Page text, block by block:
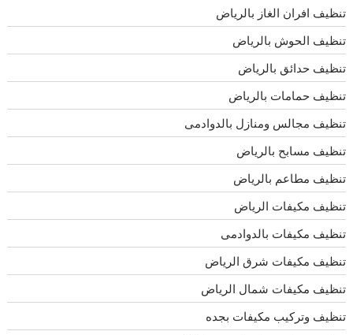
تنظيف افران الغاز بالرياض
تنظيف الحوش بالرياض
تنظيف حدائق بالرياض
تنظيف حمامات بالرياض
تنظيف مجالس ومنازل بالدوادمى
تنظيف مسابح بالرياض
تنظيف مطاعم بالرياض
تنظيف مكيفات الرياض
تنظيف مكيفات بالدوادمى
تنظيف مكيفات شرق الرياض
تنظيف مكيفات شمال الرياض
تنظيف وتركيب مكيفات بجده